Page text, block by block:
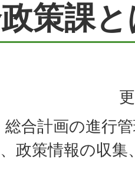
策課と
合計画の進行
政策情報の収